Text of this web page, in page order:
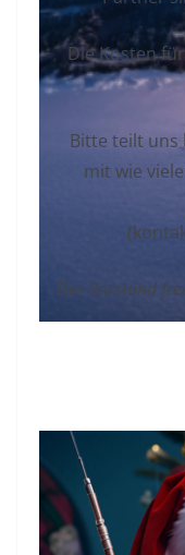
Die Kosten
Bitte teilt uns
mit wie
Der Vorstand